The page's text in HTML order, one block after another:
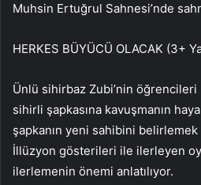
Muhsin Ertuğrul Sahnesi’nde
HERKES BÜYÜCÜ OLACAK (3+
Ünlü sihirbaz Zubi’nin öğrencileri
sihirli şapkasına kavuşmanın
şapkanın yeni sahibini
İllüzyon gösterileri ile ilerleyen
ilerlemenin önemi anlatılıyor.